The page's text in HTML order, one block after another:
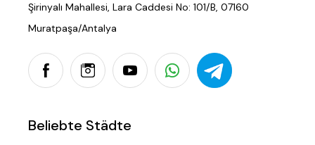
Şirinyalı Mahallesi, Lara Caddesi No: 101/B, 07160
Muratpaşa/Antalya
Beliebte Städte